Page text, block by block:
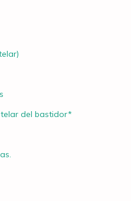
del bastidor*